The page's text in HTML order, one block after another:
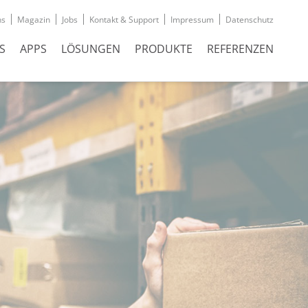
Magazin Jobs Kontakt & Support Impressum Datenschutz
APPS LÖSUNGEN PRODUKTE REFERENZEN